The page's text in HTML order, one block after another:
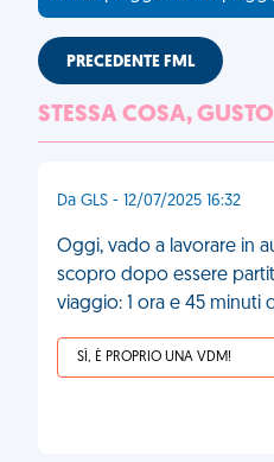
PRECEDENTE FML
STESSA COSA,
Da GLS - 12/07/2025 16:32
Oggi, vado a lavorare in
scopro dopo essere
viaggio: 1 ora e 45 minuti
SÌ, È PROPRIO UNA VDM!